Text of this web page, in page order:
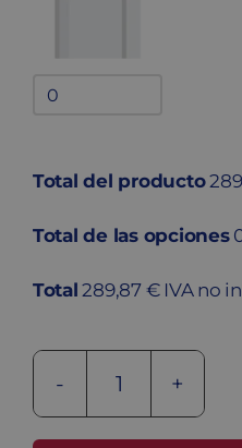
Bandejas
Total del producto
Total de las opciones
Total 289,87 € IVA no
Taquilla